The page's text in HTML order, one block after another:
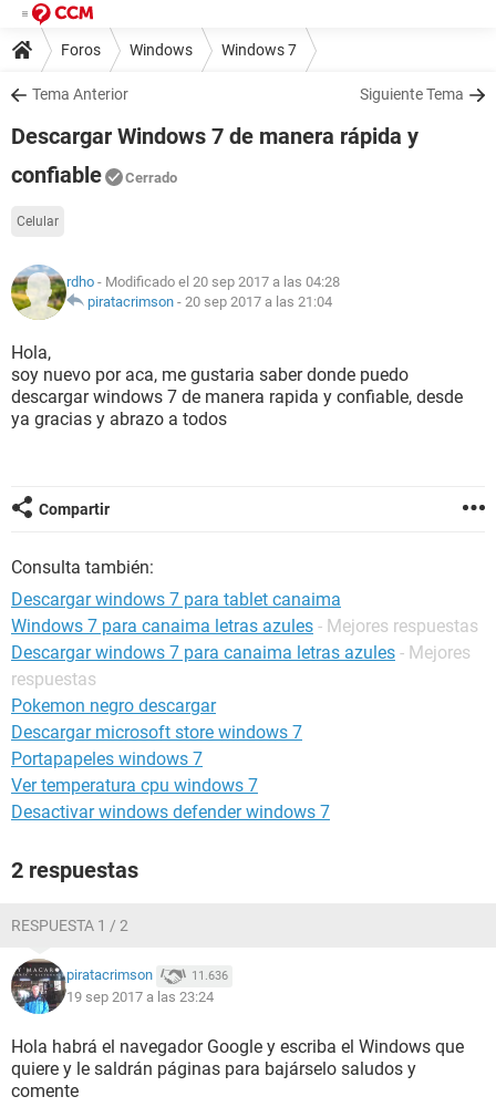
Foros Windows Windows 7
Tema Anterior Siguiente Tema
Descargar Windows 7 de manera rápida y
confiable
Cerrado
Celular
rdho - Modificado el 20 sep 2017 a las 04:28
piratacrimson - 20 sep 2017 a las 21:04
Hola,
soy nuevo por aca, me gustaria saber donde puedo
descargar windows 7 de manera rapida y confiable, desde
ya gracias y abrazo a todos
Compartir
Consulta también:
Descargar windows 7 para tablet canaima
Windows 7 para canaima letras azules - Mejores respuestas
Descargar windows 7 para canaima letras azules - Mejores
respuestas
Pokemon negro descargar
Descargar microsoft store windows 7
Portapapeles windows 7
Ver temperatura cpu windows 7
Desactivar windows defender windows 7
2 respuestas
RESPUESTA 1 / 2
piratacrimson 11.636
19 sep 2017 a las 23:24
Hola habrá el navegador Google y escriba el Windows que
quiere y le saldrán páginas para bajárselo saludos y
comente